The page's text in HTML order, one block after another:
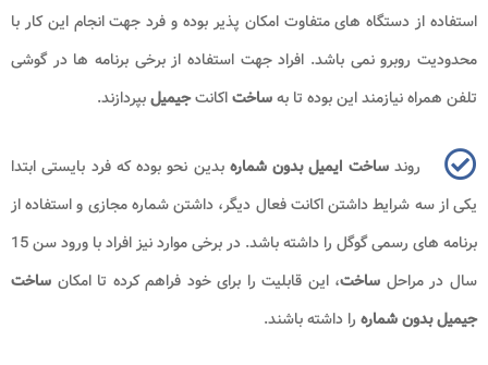
استفاده از دستگاه های متفاوت امکان پذیر بوده و فرد جهت انجام این کار با
محدودیت روبرو نمی باشد. افراد جهت استفاده از برخی برنامه ها در گوشی
تلفن همراه نیازمند این بوده تا بهساختاکانتجیمیلبپردازند.
روندساخت ایمیل بدون شمارهبدین نحو بوده که فرد بایستی ابتدا
یکی از سه شرایط داشتن اکانت فعال دیگر، داشتن شماره مجازی و استفاده از
برنامه های رسمی گوگل را داشته باشد. در برخی موارد نیز افراد با ورود سن 15
سال در مراحل ساخت، این قابلیت را برای خود فراهم کرده تا امکان ساخت
جیمیل بدون شماره را داشته باشند.